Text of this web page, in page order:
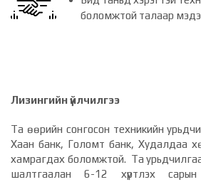
боломжтой талаар
Лизингийн үйлчилгээ
Та өөрийн сонгосон техникийн
Хаан банк, Голомт банк, Худалдаа
хамрагдах боломжтой. Та
шалтгаалан 6-12 хүртлэх